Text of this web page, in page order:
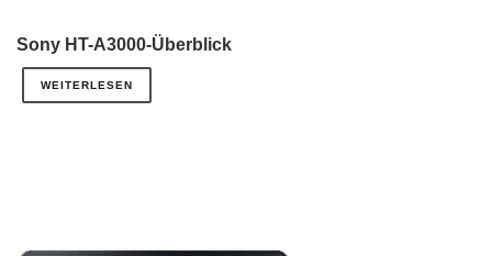
Sony HT-A3000-Überblick
WEITERLESEN